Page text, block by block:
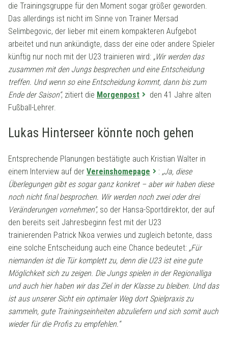
die Trainingsgruppe für den Moment sogar größer geworden.
Das allerdings ist nicht im Sinne von Trainer Mersad
Selimbegovic, der lieber mit einem kompakteren Aufgebot
arbeitet und nun ankündigte, dass der eine oder andere Spieler
künftig nur noch mit der U23 trainieren wird: „Wir werden das
zusammen mit den Jungs besprechen und eine Entscheidung
treffen. Und wenn so eine Entscheidung kommt, dann bis zum
Ende der Saison“, zitiert die Morgenpost
den 41 Jahre alten
Fußball-Lehrer.
Lukas Hinterseer könnte noch gehen
Entsprechende Planungen bestätigte auch Kristian Walter in
einem Interview auf der Vereinshomepage : „Ja, diese
Überlegungen gibt es sogar ganz konkret – aber wir haben diese
noch nicht final besprochen. Wir werden noch zwei oder drei
Veränderungen vornehmen“, so der Hansa-Sportdirektor, der auf
den bereits seit Jahresbeginn fest mit der U23
trainierenden Patrick Nkoa verwies und zugleich betonte, dass
eine solche Entscheidung auch eine Chance bedeutet: „Für
niemanden ist die Tür komplett zu, denn die U23 ist eine gute
Möglichkeit sich zu zeigen. Die Jungs spielen in der Regionalliga
und auch hier haben wir das Ziel in der Klasse zu bleiben. Und das
ist aus unserer Sicht ein optimaler Weg dort Spielpraxis zu
sammeln, gute Trainingseinheiten abzuliefern und sich somit auch
wieder für die Profis zu empfehlen.“